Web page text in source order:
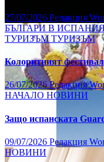
27/07/2026 Редакция
БЪЛГАРИ В
ТУРИЗЪМТУРИЗЪМ
Колоритният
26/07/2026Редакция
НАЧАЛО НОВИНИ
Защо испанската
09/07/2026 Редакция
НОВИНИ